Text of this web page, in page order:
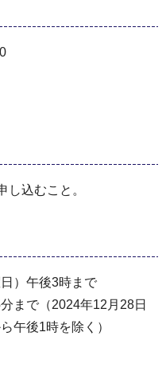
し込むこと。
）午後3時まで
まで（2024年12⽉28⽇
午後1時を除く）